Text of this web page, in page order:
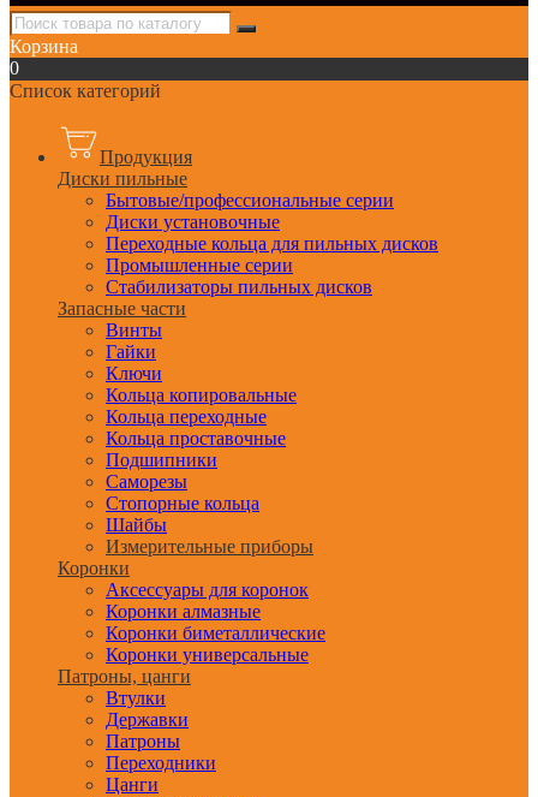
Корзина
0
Список категорий
Продукция
Диски пильные
Бытовые/профессиональные серии
Диски установочные
Переходные кольца для пильных дисков
Промышленные серии
Стабилизаторы пильных дисков
Запасные части
Винты
Гайки
Ключи
Кольца копировальные
Кольца переходные
Кольца проставочные
Подшипники
Саморезы
Стопорные кольца
Шайбы
Измерительные приборы
Коронки
Аксессуары для коронок
Коронки алмазные
Коронки биметаллические
Коронки универсальные
Патроны, цанги
Втулки
Державки
Патроны
Переходники
Цанги